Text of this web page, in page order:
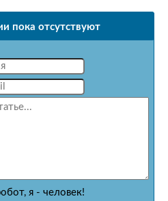
пока отсутствуют
я - человек!